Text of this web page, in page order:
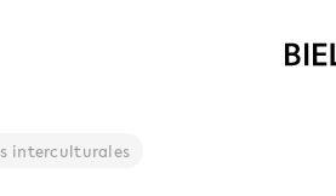
interculturales